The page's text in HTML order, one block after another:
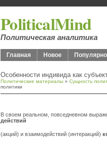
PoliticalMind
Политическая аналитика
Главная Новое
Особенности индивида как
Политические материалы » Сущность
политики
В своем реальном, повседневном
действий
(акций) и взаимодействий (интеракций)